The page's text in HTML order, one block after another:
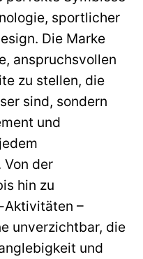
sportlicher
Die Marke
anspruchsvollen
zu stellen, die
sind, sondern
und
der
hin zu
Aktivitäten –
unverzichtbar, die
und